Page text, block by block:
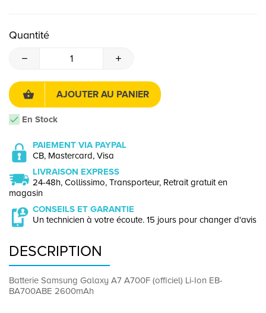
Quantité
AJOUTER AU PANIER
En Stock
PAIEMENT VIA PAYPAL
CB, Mastercard, Visa
LIVRAISON EXPRESS
24-48h, Collissimo, Transporteur, Retrait gratuit en
magasin
CONSEILS ET GARANTIE
Un technicien à votre écoute. 15 jours pour changer d'avis
DESCRIPTION
Batterie Samsung Galaxy A7 A700F (officiel) Li-Ion EB-
BA700ABE 2600mAh